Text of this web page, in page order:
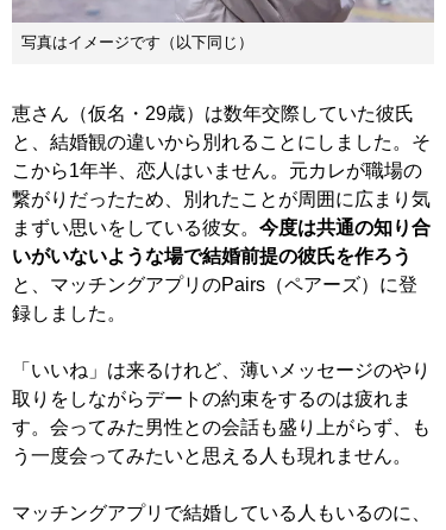
写真はイメージです（以下同じ）
恵さん（仮名・29歳）は数年交際していた彼氏
と、結婚観の違いから別れることにしました。そ
こから1年半、恋人はいません。元カレが職場の
繋がりだったため、別れたことが周囲に広まり気
まずい思いをしている彼女。 今度は共通の知り合
いがいないような場で結婚前提の彼氏を作ろう
と、マッチングアプリのPairs（ペアーズ）に登
録しました。
「いいね」は来るけれど、薄いメッセージのやり
取りをしながらデートの約束をするのは疲れま
す。会ってみた男性との会話も盛り上がらず、も
う一度会ってみたいと思える人も現れません。
マッチングアプリで結婚している人もいるのに、